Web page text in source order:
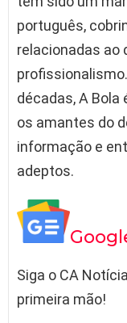
português,
relacionadas ao
décadas, A
os amantes do
informação e
adeptos.
Siga o CA
primeira mão!